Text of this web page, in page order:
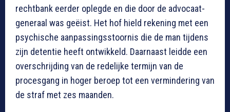
rechtbank eerder oplegde en die door de advocaat-
generaal was geëist. Het hof hield rekening met een
psychische aanpassingsstoornis die de man tijdens
zijn detentie heeft ontwikkeld. Daarnaast leidde een
overschrijding van de redelijke termijn van de
procesgang in hoger beroep tot een vermindering van
de straf met zes maanden.